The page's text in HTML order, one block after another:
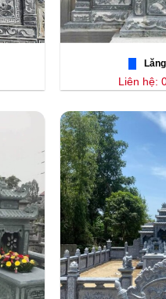
Liên hệ: